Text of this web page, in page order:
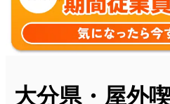
大分県・屋外